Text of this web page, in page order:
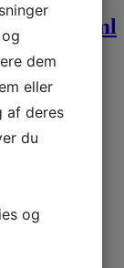
320ml
dem
eller
af deres
du
og